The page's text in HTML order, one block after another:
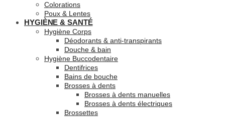
Colorations
Poux & Lentes
HYGIÈNE & SANTÉ
Hygiène Corps
Déodorants & anti-transpirants
Douche & bain
Hygiène Buccodentaire
Dentifrices
Bains de bouche
Brosses à dents
Brosses à dents manuelles
Brosses à dents électriques
Brossettes